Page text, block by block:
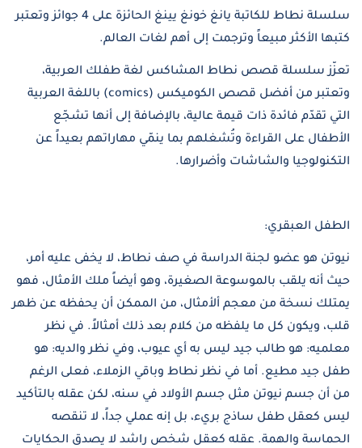
سلسلة نطاط للكاتبة يانغ خونغ يينغ الحائزة على 4 جوائز وتعتبر
كتبها الأكثر مبيعاً وترجمت إلى أهم لغات العالم.
تعزّز سلسلة قصص نطاط المشاكس لغة طفلك العربية،
وتعتبر من أفضل قصص الكوميكس (comics) باللغة العربية
التي تقدّم فائدة ذات قيمة عالية، بالإضافة إلى أنها تشجّع
الأطفال على القراءة وتُشغلهم بما ينمّي مهاراتهم بعيداً عن
التكنولوجيا والشاشات وأضرارها.
الطفل العبقري:
نيوتن هو عضو لجنة الدراسة في صف نطاط، لا يخفى عليه أمر،
حيث أنه يلقب بالموسوعة الصغيرة، وهو أيضاً ملك الأمثال، فهو
يمتلك نسخة من معجم ألأمثال، من الممكن أن يحفظه عن ظهر
قلب، ويكون كل ما يلفظه من كلام بعد ذلك أمثالاً. في نظر
معلميه: هو طالب جيد ليس به أي عيوب، وفي نظر والديه: هو
طفل جيد مطيع. أما في نظر نطاط وباقي الزملاء، فعلى الرغم
من أن جسم نيوتن مثل جسم الأولاد في سنه، لكن عقله بالتأكيد
ليس كعقل طفل ساذج بريء، بل إنه عملي جداً، لا تنقصه
الحماسة والهمة. عقله كعقل شخص راشد لا يصدق الحكايات
Confirm your age
Are you 18 years old or older?
NO, I'M NOT
YES, I AM